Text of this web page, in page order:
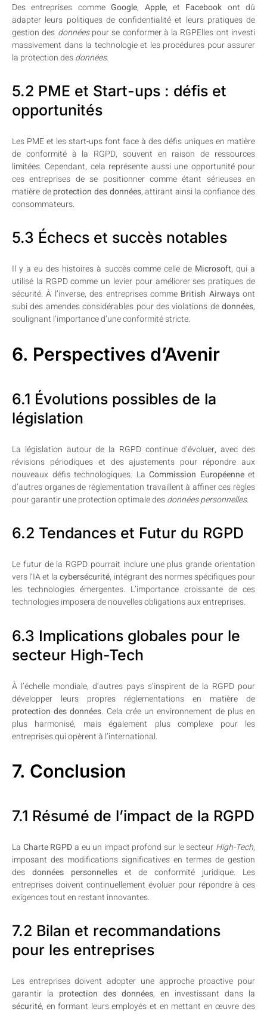
Des entreprises commeGoogle, Apple, et Facebook ont dû
adapter leurs politiques de confidentialité et leurs pratiques de
gestion des donnéespour se conformer à la RGPElles ont investi
massivement dans la technologie et les procédures pour assurer
la protection desdonnées.
5.2 PME et Start-ups : défis et
opportunités
Les PME et les start-ups font face à des défis uniques en matière
de conformité à la RGPD, souvent en raison de ressources
limitées. Cependant, cela représente aussi une opportunité pour
ces entreprises de se positionner comme étant sérieuses en
matière deprotection des données, attirant ainsi la confiance des
consommateurs.
5.3 Échecs et succès notables
Il y a eu des histoires à succès comme celle de Microsoft, qui a
utilisé la RGPD comme un levier pour améliorer ses pratiques de
sécurité. À l’inverse, des entreprises comme British Airwaysont
subi des amendes considérables pour des violations dedonnées,
soulignant l’importance d’une conformité stricte.
6. Perspectives d’Avenir
6.1 Évolutions possibles de la
législation
La législation autour de la RGPD continue d’évoluer, avec des
révisions périodiques et des ajustements pour répondre aux
nouveaux défis technologiques. La Commission Européenneet
d’autres organes de réglementation travaillent à affiner ces règles
pour garantir une protection optimale desdonnées personnelles.
6.2 Tendances et Futur du RGPD
Le futur de la RGPD pourrait inclure une plus grande orientation
vers l’IA et lacybersécurité, intégrant des normes spécifiques pour
les technologies émergentes. L’importance croissante de ces
technologies imposera de nouvelles obligations aux entreprises.
6.3 Implications globales pour le
secteur High-Tech
À l’échelle mondiale, d’autres pays s’inspirent de la RGPD pour
développer leurs propres réglementations en matière de
protection des données. Cela crée un environnement de plus en
plus harmonisé, mais également plus complexe pour les
entreprises qui opèrent à l’international.
7. Conclusion
7.1 Résumé de l’impact de la RGPD
La Charte RGPDa eu un impact profond sur le secteur High-Tech,
imposant des modifications significatives en termes de gestion
des données personnelleset de conformité juridique. Les
entreprises doivent continuellement évoluer pour répondre à ces
exigences tout en restant innovantes.
7.2 Bilan et recommandations
pour les entreprises
Les entreprises doivent adopter une approche proactive pour
garantir la protection des données, en investissant dans la
sécurité, en formant leurs employés et en mettant en œuvre des